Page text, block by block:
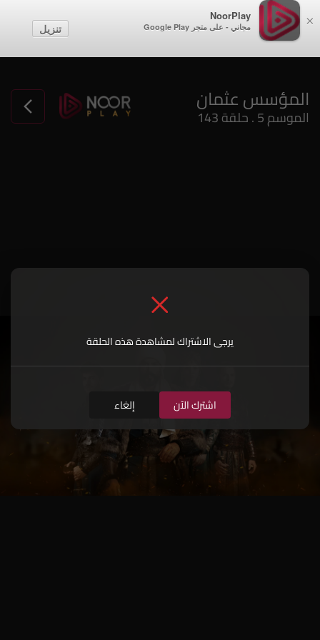
×
NoorPlay
مجاني - على متجر Google Play تنزيل
المؤسس عثمان
الموسم 5 . حلقة 143
يرجى الاشتراك لمشاهدة هذه الحلقة
اشترك الآن إلغاء